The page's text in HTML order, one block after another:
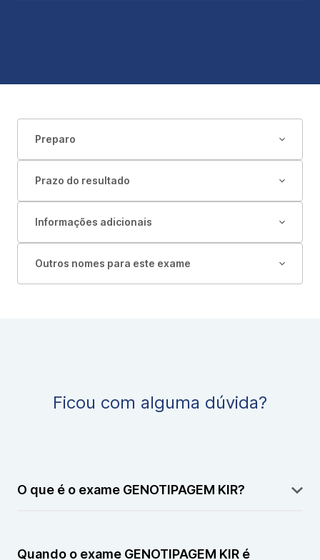
Preparo
Prazo do resultado
Informações adicionais
Outros nomes para este exame
Ficou com alguma dúvida?
O que é o exame GENOTIPAGEM KIR?
para identificar variações nos genes KIR, que estão
Quando o exame GENOTIPAGEM KIR é